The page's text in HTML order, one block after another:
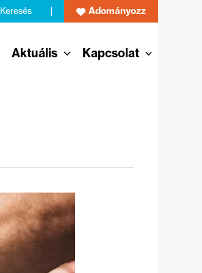
Keresés Adományozz
Aktuális Kapcsolat